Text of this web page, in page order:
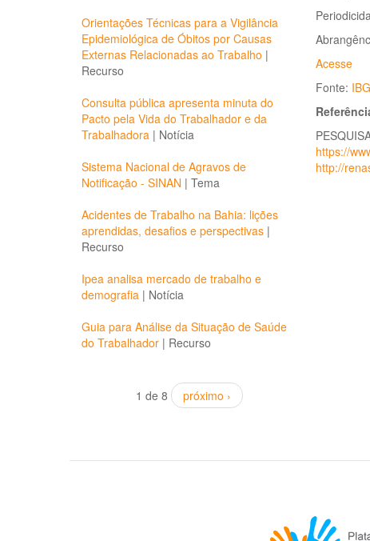
Orientações Técnicas para a Vigilância
Epidemiológica de Óbitos por Causas
Externas Relacionadas ao Trabalho |
Recurso
Consulta pública apresenta minuta do
Pacto pela Vida do Trabalhador e da
Trabalhadora | Notícia
Sistema Nacional de Agravos de
Notificação - SINAN | Tema
Acidentes de Trabalho na Bahia: lições
aprendidas, desafios e perspectivas |
Recurso
Ipea analisa mercado de trabalho e
demografia | Notícia
Guia para Análise da Situação de Saúde
do Trabalhador | Recurso
1 de 8 próximo ›
Acesse
Fonte:
https://
http://